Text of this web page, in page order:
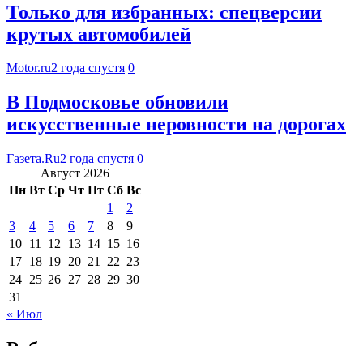
Только для избранных: спецверсии
крутых автомобилей
Motor.ru2 года спустя 0
В Подмосковье обновили
искусственные неровности на дорогах
Газета.Ru2 года спустя 0
Август 2026
Пн Вт Ср Чт Пт Сб Вс
1
2
3
4 5 6 7 8
9
10 11 12 13 14 15 16
17 18 19 20 21 22 23
24 25 26 27 28 29 30
31
« Июл